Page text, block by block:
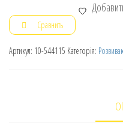
Сравнить
Артикул: 10-544115 Категорія: